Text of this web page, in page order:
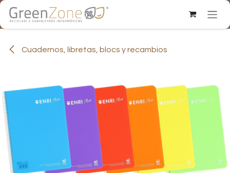
Ir al contenido
Cuadernos, libretas, blocs y recambios